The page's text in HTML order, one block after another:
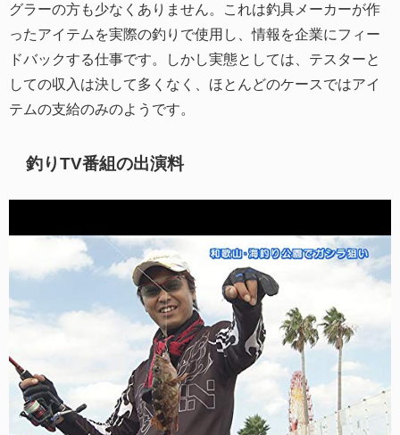
グラーの方も少なくありません。これは釣具メーカーが作
ったアイテムを実際の釣りで使用し、情報を企業にフィー
ドバックする仕事です。しかし実態としては、テスターと
しての収入は決して多くなく、ほとんどのケースではアイ
テムの支給のみのようです。
釣りTV番組の出演料